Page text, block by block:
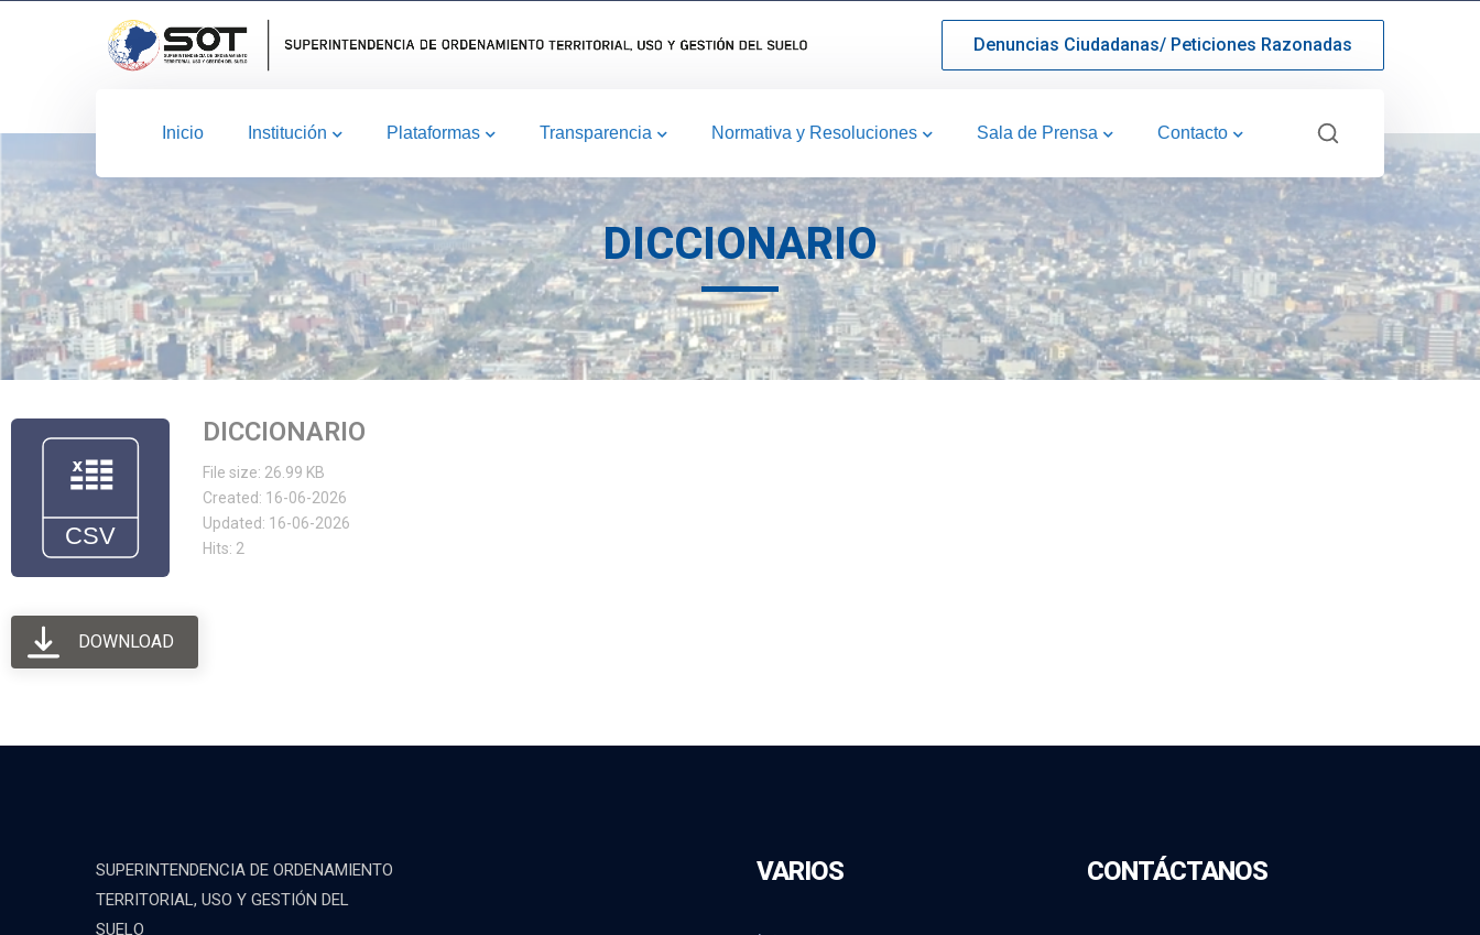
Denuncias Ciudadanas/ Peticiones Razonadas
Inicio Institución Plataformas Transparencia Normativa y Resoluciones Sala de Prensa Contacto
DICCIONARIO
DICCIONARIO
File size: 26.99 KB
Created: 16-06-2026
Updated: 16-06-2026
Hits: 2
DOWNLOAD
SUPERINTENDENCIA DE ORDENAMIENTO
TERRITORIAL, USO Y GESTIÓN DEL
SUELO
VARIOS CONTÁCTANOS